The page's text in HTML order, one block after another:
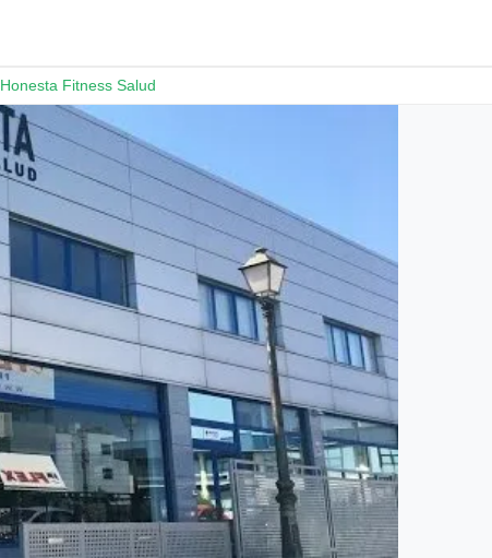
Honesta Fitness Salud